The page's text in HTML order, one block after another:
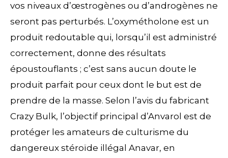
vos niveaux d’œstrogènes ou d’androgènes ne
seront pas perturbés. L’oxymétholone est un
produit redoutable qui, lorsqu’il est administré
correctement, donne des résultats
époustouflants ; c’est sans aucun doute le
produit parfait pour ceux dont le but est de
prendre de la masse. Selon l’avis du fabricant
Crazy Bulk, l’objectif principal d’Anvarol est de
protéger les amateurs de culturisme du
dangereux stéroïde illégal Anavar, en